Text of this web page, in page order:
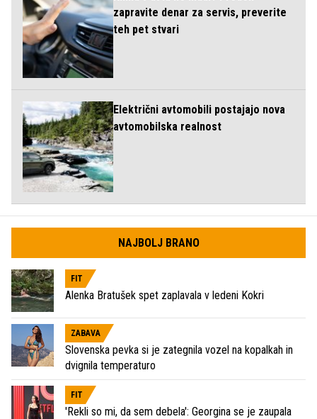
zapravite denar za servis, preverite
teh pet stvari
Električni avtomobili postajajo nova
avtomobilska realnost
NAJBOLJ BRANO
FIT
Alenka Bratušek spet zaplavala v ledeni Kokri
ZABAVA
Slovenska pevka si je zategnila vozel na kopalkah in
dvignila temperaturo
FIT
'Rekli so mi, da sem debela': Georgina se je zaupala